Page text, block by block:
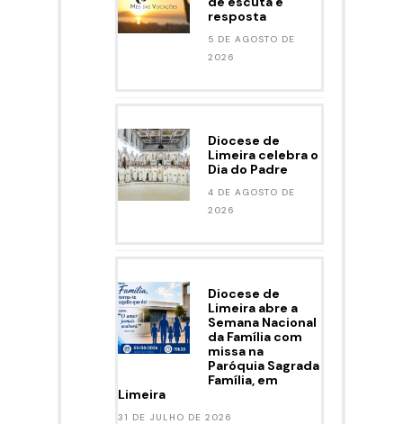
resposta
5 DE AGOSTO DE
2026
Diocese de
Limeira celebra o
Dia do Padre
4 DE AGOSTO DE
2026
Diocese de
Limeira abre a
Semana Nacional
da Família com
missa na
Paróquia Sagrada
Família, em
Limeira
31 DE JULHO DE 2026